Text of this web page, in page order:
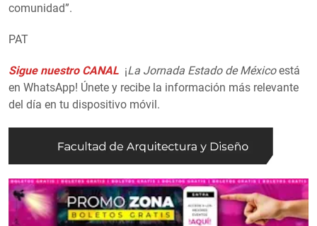
comunidad”.
PAT
Sigue nuestro CANAL ¡La Jornada Estado de Méxicoestá
en WhatsApp! Únete y recibe la información más relevante
del día en tu dispositivo móvil.